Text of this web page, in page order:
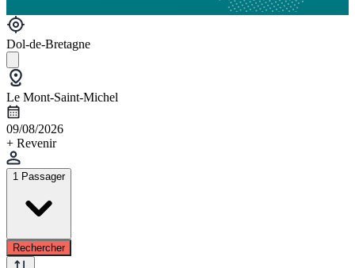
Dol-de-Bretagne
Le Mont-Saint-Michel
09/08/2026
+ Revenir
1 Passager
Rechercher